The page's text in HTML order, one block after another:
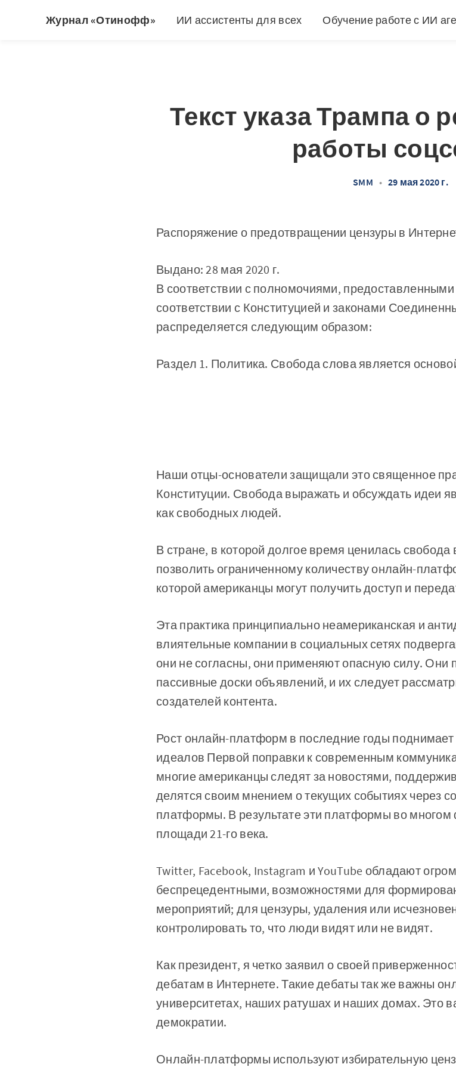
Журнал «Отинофф» ИИ ассистенты для всех Обучение работе с ИИ
Текст указа Трампа о
работы
SMM • 29 мая 2020 г.
Распоряжение о предотвращении цензуры в
Выдано: 28 мая 2020 г.
В соответствии с полномочиями,
соответствии с Конституцией и законами
распределяется следующим образом:
Раздел 1. Политика. Свобода слова является
Наши отцы-основатели защищали это священное
Конституции. Свобода выражать и обсуждать идеи
как свободных людей.
В стране, в которой долгое время ценилась
позволить ограниченному количеству онлайн-
которой американцы могут получить доступ и
Эта практика принципиально неамериканская и
влиятельные компании в социальных сетях
они не согласны, они применяют опасную силу. Они
пассивные доски объявлений, и их следует
создателей контента.
Рост онлайн-платформ в последние годы
идеалов Первой поправки к современным
многие американцы следят за новостями,
делятся своим мнением о текущих событиях через
платформы. В результате эти платформы во многом
площади 21-го века.
Twitter, Facebook, Instagram и YouTube обладают
беспрецедентными, возможностями для
мероприятий; для цензуры, удаления или
контролировать то, что люди видят или не видят.
Как президент, я четко заявил о своей
дебатам в Интернете. Такие дебаты так же важны
университетах, наших ратушах и наших домах. Это
демократии.
Онлайн-платформы используют избирательную